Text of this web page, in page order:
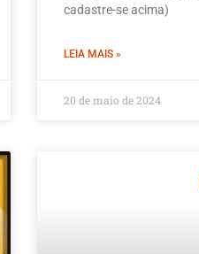
cadastre-se acima)
LEIA MAIS »
20 de maio de 2024